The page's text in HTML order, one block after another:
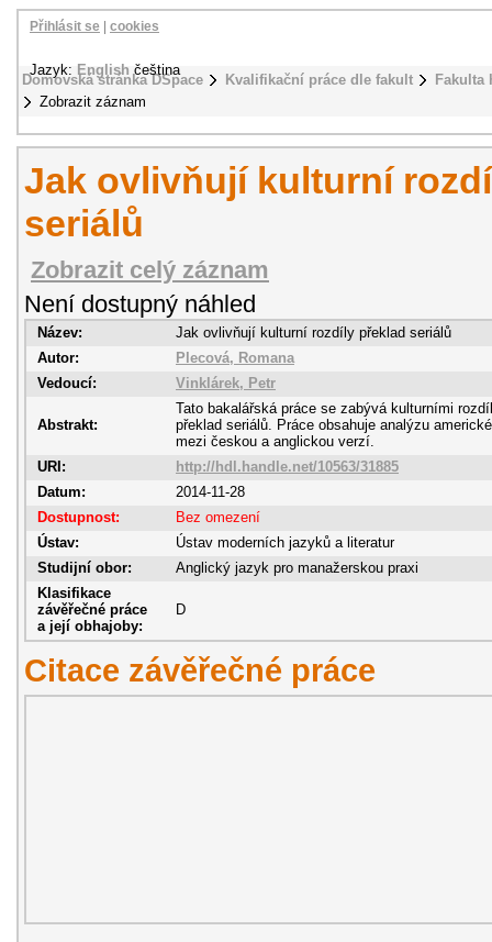
Domovská stránka DSpace Kvalifikační práce dle fakult
Zobrazit záznam
Přihlásit se cookies
Jazyk: English čeština
Jak ovlivňují kulturní
seriálů
Zobrazit celý záznam
Není dostupný náhled
Název:
Jak ovlivňují kulturní rozdíly překlad seriálů
Autor:
Plecová, Romana
Vedoucí:
Vinklárek, Petr
Abstrakt:
Tato bakalářská práce se zabývá kulturními
překlad seriálů. Práce obsahuje analýzu
mezi českou a anglickou verzí.
URI:
http://hdl.handle.net/10563/31885
Datum:
2014-11-28
Dostupnost:
Bez omezení
Ústav:
Ústav moderních jazyků a literatur
Studijní obor:
Anglický jazyk pro manažerskou praxi
Klasifikace
závěřečné práce
a její obhajoby:
D
Citace závěřečné práce